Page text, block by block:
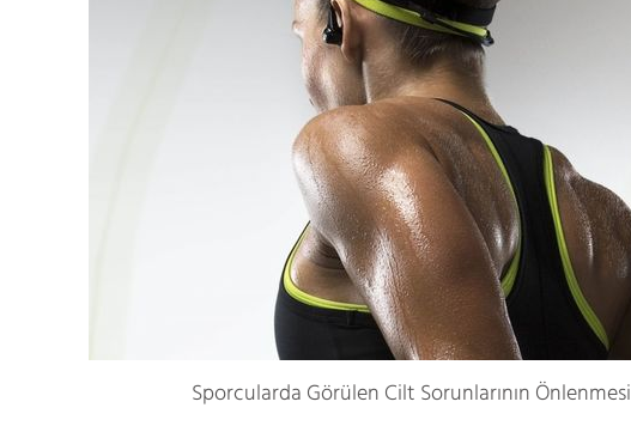
Sporcularda Görülen Cilt Sorunlarının Önlenmesi